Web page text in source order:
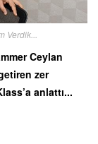
Ceylan
zer
anlattı...